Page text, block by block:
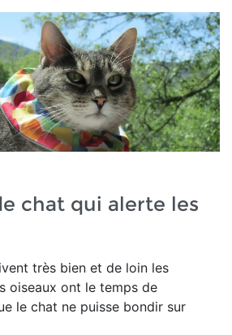
chat qui alerte les
très bien et de loin les
oiseaux ont le temps de
le chat ne puisse bondir sur